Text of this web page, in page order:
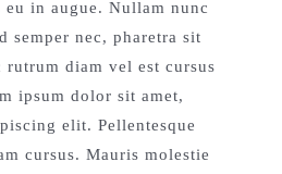
in augue. Nullam nunc
semper nec, pharetra sit
rutrum diam vel est cursus
ipsum dolor sit amet,
elit. Pellentesque
cursus. Mauris molestie